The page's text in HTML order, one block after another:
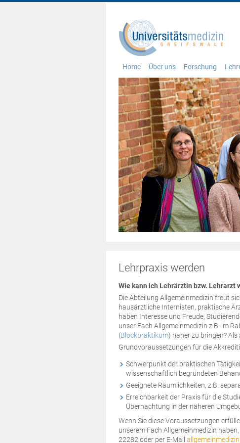
Home Über uns Forschung
Lehrpraxis werden
Wie kann ich Lehrärztin bzw. Lehrarzt
Die Abteilung Allgemeinmedizin freut
hausärztliche Internisten, praktische
haben Interesse und Freude,
unser Fach Allgemeinmedizin z.B. im
(Blockpraktikum) näher zu bringen?
Grundvoraussetzungen für die
Schwerpunkt der praktischen
wissenschaftlich begründeten
Geeignete Räumlichkeiten, z.B.
Erreichbarkeit der Praxis für die
Übernachtung in der näheren
Wenn Sie diese Voraussetzungen
unserem Fach Allgemeinmedizin
22282 oder per E-Mail allgemeinmedizin